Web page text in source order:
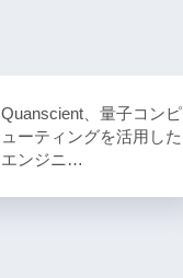
Quanscient、量子コンピ
ューティングを活用した
エンジニ…